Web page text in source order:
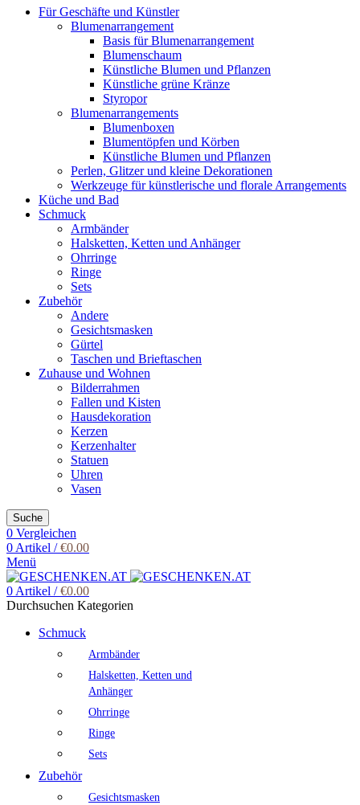
Für Geschäfte und Künstler
Blumenarrangement
Basis für Blumenarrangement
Blumenschaum
Künstliche Blumen und Pflanzen
Künstliche grüne Kränze
Styropor
Blumenarrangements
Blumenboxen
Blumentöpfen und Körben
Künstliche Blumen und Pflanzen
Perlen, Glitzer und kleine Dekorationen
Werkzeuge für künstlerische und florale Arrangements
Küche und Bad
Schmuck
Armbänder
Halsketten, Ketten und Anhänger
Ohrringe
Ringe
Sets
Zubehör
Andere
Gesichtsmasken
Gürtel
Taschen und Brieftaschen
Zuhause und Wohnen
Bilderrahmen
Fallen und Kisten
Hausdekoration
Kerzen
Kerzenhalter
Statuen
Uhren
Vasen
Suche
0 Vergleichen
0Artikel / €0.00
Menü
0Artikel / €0.00
Durchsuchen Kategorien
Schmuck
Armbänder
Halsketten, Ketten und
Anhänger
Ohrringe
Ringe
Sets
Zubehör
Gesichtsmasken